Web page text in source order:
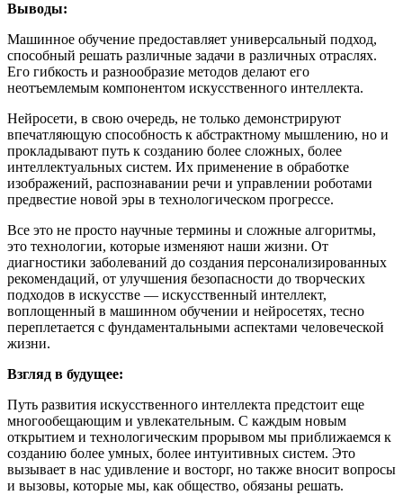
Выводы:
Машинное обучение предоставляет универсальный подход,
способный решать различные задачи в различных отраслях.
Его гибкость и разнообразие методов делают его
неотъемлемым компонентом искусственного интеллекта.
Нейросети, в свою очередь, не только демонстрируют
впечатляющую способность к абстрактному мышлению, но и
прокладывают путь к созданию более сложных, более
интеллектуальных систем. Их применение в обработке
изображений, распознавании речи и управлении роботами
предвестие новой эры в технологическом прогрессе.
Все это не просто научные термины и сложные алгоритмы,
это технологии, которые изменяют наши жизни. От
диагностики заболеваний до создания персонализированных
рекомендаций, от улучшения безопасности до творческих
подходов в искусстве — искусственный интеллект,
воплощенный в машинном обучении и нейросетях, тесно
переплетается с фундаментальными аспектами человеческой
жизни.
Взгляд в будущее:
Путь развития искусственного интеллекта предстоит еще
многообещающим и увлекательным. С каждым новым
открытием и технологическим прорывом мы приближаемся к
созданию более умных, более интуитивных систем. Это
вызывает в нас удивление и восторг, но также вносит вопросы
и вызовы, которые мы, как общество, обязаны решать.